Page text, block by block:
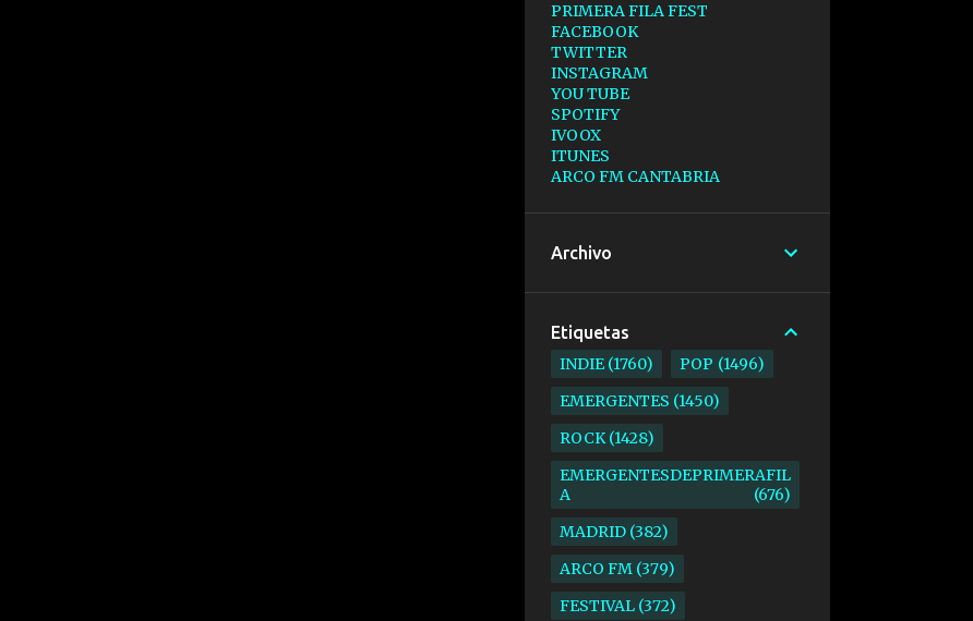
PRIMERA FILA FEST
FACEBOOK
TWITTER
INSTAGRAM
YOU TUBE
SPOTIFY
IVOOX
ITUNES
ARCO FM CANTABRIA
Archivo
Etiquetas
INDIE 1760 POP 1496
EMERGENTES 1450
ROCK 1428
EMERGENTESDEPRIMERAFIL
A
676
MADRID 382
ARCO FM 379
FESTIVAL 372